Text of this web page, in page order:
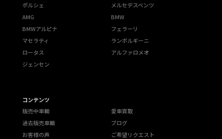
ポルシェ
メルセデスベンツ
AMG
BMW
BMWアルピナ
フェラーリ
マセラティ
ランボルギーニ
ロータス
アルファロメオ
ジェンセン
コンテンツ
販売中車輌
愛車買取
過去販売車輌
ブログ
お客様の声
ご希望リクエスト